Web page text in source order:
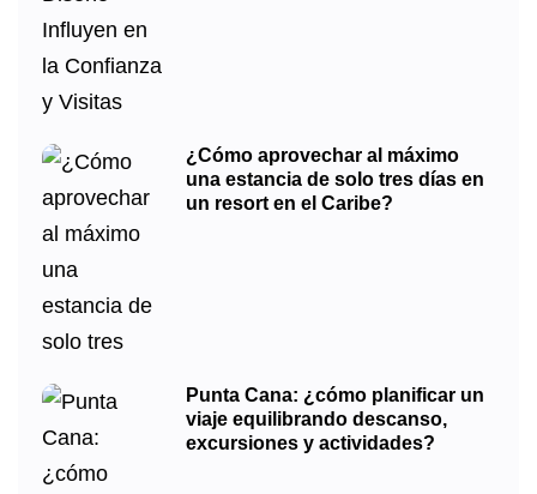
¿Cómo aprovechar al máximo
una estancia de solo tres días en
un resort en el Caribe?
Punta Cana: ¿cómo planificar un
viaje equilibrando descanso,
excursiones y actividades?